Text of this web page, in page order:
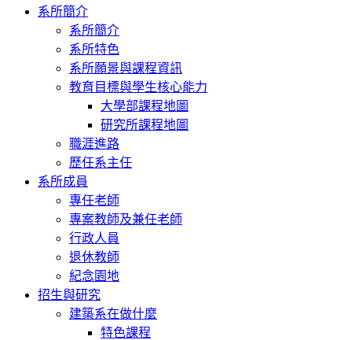
系所簡介
系所簡介
系所特色
系所願景與課程資訊
教育目標與學生核心能力
大學部課程地圖
研究所課程地圖
職涯進路
歷任系主任
系所成員
專任老師
專案教師及兼任老師
行政人員
退休教師
紀念園地
招生與研究
建築系在做什麼
特色課程